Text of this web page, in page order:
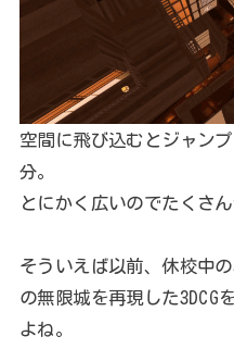
空間に飛び込むとジャン
分。
とにかく広いのでたくさ
そういえば以前、休校中
の無限城を再現した3DCG
よね。